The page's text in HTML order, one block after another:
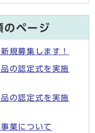
のページ
規募集します！
の認定式を実施
の認定式を実施
業について